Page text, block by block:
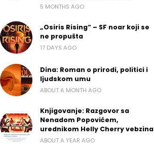
5 MONTHS AGO
„Osiris Rising“ – SF noar koji se
ne propušta
17 DAYS AGO
Dina: Roman o prirodi, politici i
ljudskom umu
ABOUT A MONTH AGO
Knjigovanje: Razgovor sa
Nenadom Popovićem,
urednikom Helly Cherry vebzina
ABOUT A YEAR AGO